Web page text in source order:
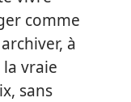
comme
à
vraie
sans